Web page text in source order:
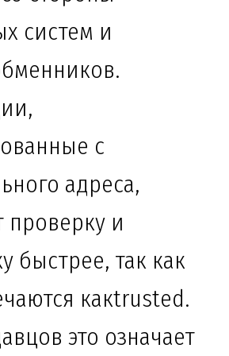
систем и
с
адреса,
проверку и
быстрее, так как
какtrusted.
это означает